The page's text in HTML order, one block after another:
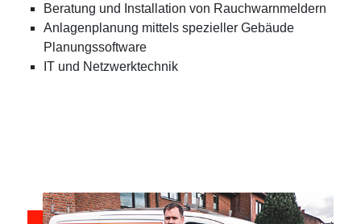
Beratung und Installation von Rauchwarnmeldern
Anlagenplanung mittels spezieller Gebäude
Planungssoftware
IT und Netzwerktechnik